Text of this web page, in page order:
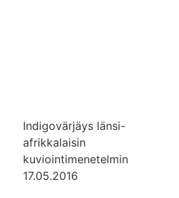
Indigovärjäys länsi-
afrikkalaisin
kuviointimenetelmin
17.05.2016